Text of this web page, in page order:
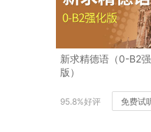
新求精德语（0-B2
版）
95.8%好评 免费试